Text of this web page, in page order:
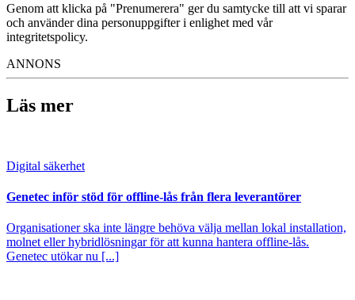
Genom att klicka på "Prenumerera" ger du samtycke till att vi sparar
och använder dina personuppgifter i enlighet med vår
integritetspolicy.
ANNONS
Läs mer
Digital säkerhet
Genetec inför stöd för offline-lås från flera leverantörer
Organisationer ska inte längre behöva välja mellan lokal installation,
molnet eller hybridlösningar för att kunna hantera offline-lås.
Genetec utökar nu [...]